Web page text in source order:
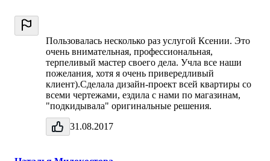
Пользовалась несколько раз услугой Ксении. Это
очень внимательная, профессиональная,
терпеливый мастер своего дела. Учла все наши
пожелания, хотя я очень привередливый
клиент).Сделала дизайн-проект всей квартиры со
всеми чертежами, ездила с нами по магазинам,
"подкидывала" оригинальные решения.
31.08.2017